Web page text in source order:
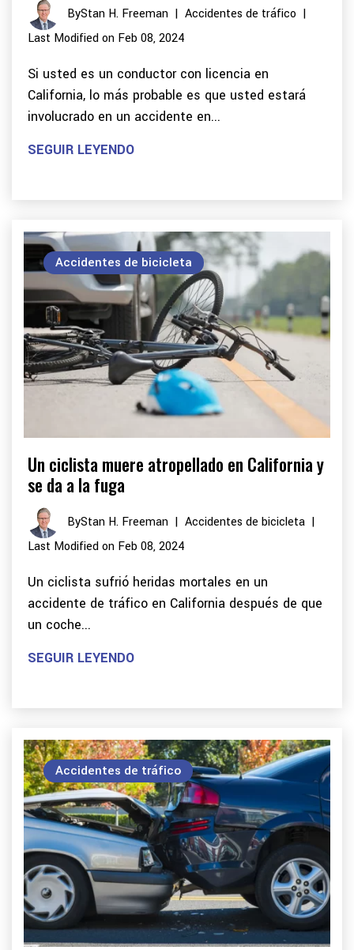
ByStan H. Freeman | Accidentes de tráfico |
Last Modified on Feb 08, 2024
Si usted es un conductor con licencia en
California, lo más probable es que usted estará
involucrado en un accidente en...
SEGUIR LEYENDO
Un ciclista muere atropellado en California y
se da a la fuga
ByStan H. Freeman | Accidentes de bicicleta |
Last Modified on Feb 08, 2024
Un ciclista sufrió heridas mortales en un
accidente de tráfico en California después de que
un coche...
Accidentes de bicicleta
SEGUIR LEYENDO
Accidentes de tráfico